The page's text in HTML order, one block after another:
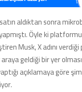
aldıktan sonra
Öyle ki
Musk, X adını
geldiği bir yer
açıklamaya göre